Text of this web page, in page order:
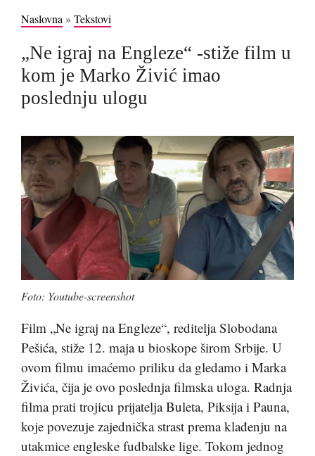
Naslovna » Tekstovi
„Ne igraj na Engleze“ -stiže film u
kom je Marko Živić imao
poslednju ulogu
Foto: Youtube-screenshot
Film „Ne igraj na Engleze“, reditelja Slobodana
Pešića, stiže 12. maja u bioskope širom Srbije. U
ovom filmu imaćemo priliku da gledamo i Marka
Živića, čija je ovo poslednja filmska uloga. Radnja
filma prati trojicu prijatelja Buleta, Piksija i Pauna,
koje povezuje zajednička strast prema klađenju na
utakmice engleske fudbalske lige. Tokom jednog